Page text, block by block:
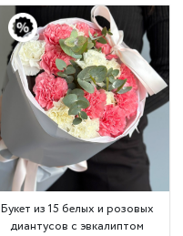
Букет из 15 белых и розовых
диантусов с эвкалиптом